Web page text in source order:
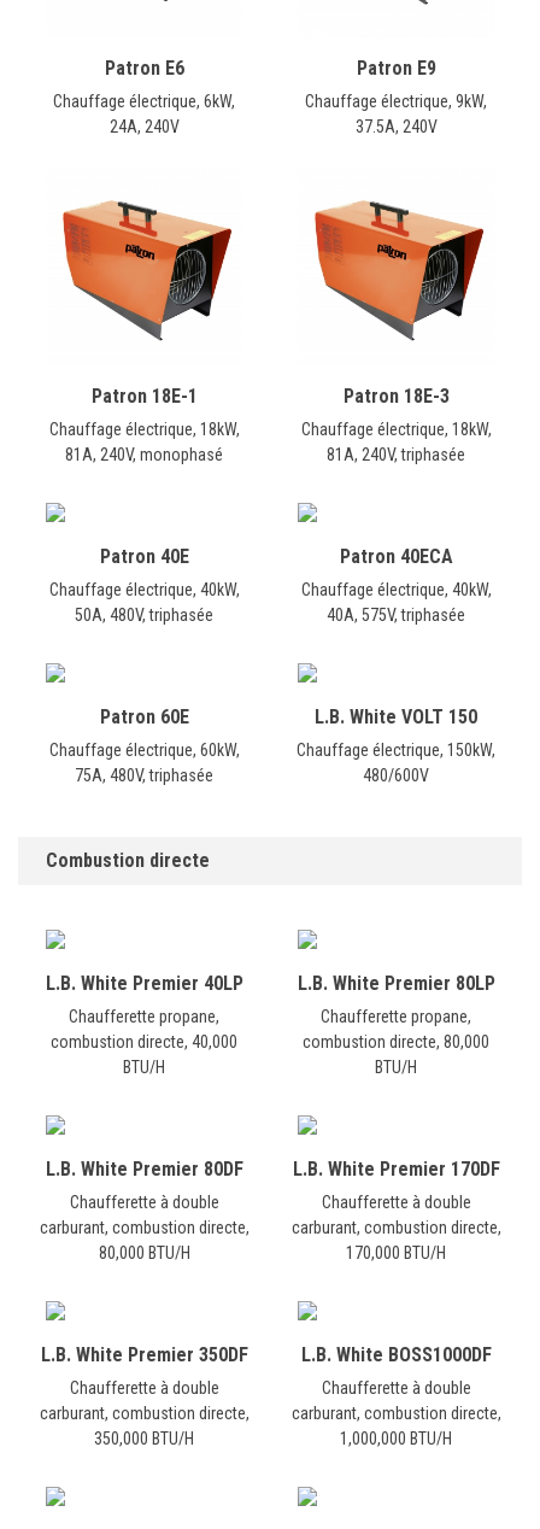
Patron E6
Chauffage électrique, 6kW,
24A, 240V
Patron E9
Chauffage électrique, 9kW,
37.5A, 240V
Patron 18E-1
Chauffage électrique, 18kW,
81A, 240V, monophasé
Patron 18E-3
Chauffage électrique, 18kW,
81A, 240V, triphasée
Patron 40E
Chauffage électrique, 40kW,
50A, 480V, triphasée
Patron 40ECA
Chauffage électrique, 40kW,
40A, 575V, triphasée
Patron 60E
Chauffage électrique, 60kW,
75A, 480V, triphasée
L.B. White VOLT 150
Chauffage électrique, 150kW,
480/600V
Combustion directe
L.B. White Premier 40LP
Chaufferette propane,
combustion directe, 40,000
BTU/H
L.B. White Premier 80LP
Chaufferette propane,
combustion directe, 80,000
BTU/H
L.B. White Premier 80DF
Chaufferette à double
carburant, combustion directe,
80,000 BTU/H
L.B. White Premier 170DF
Chaufferette à double
carburant, combustion directe,
170,000 BTU/H
L.B. White Premier 350DF
Chaufferette à double
carburant, combustion directe,
350,000 BTU/H
L.B. White BOSS1000DF
Chaufferette à double
carburant, combustion directe,
1,000,000 BTU/H